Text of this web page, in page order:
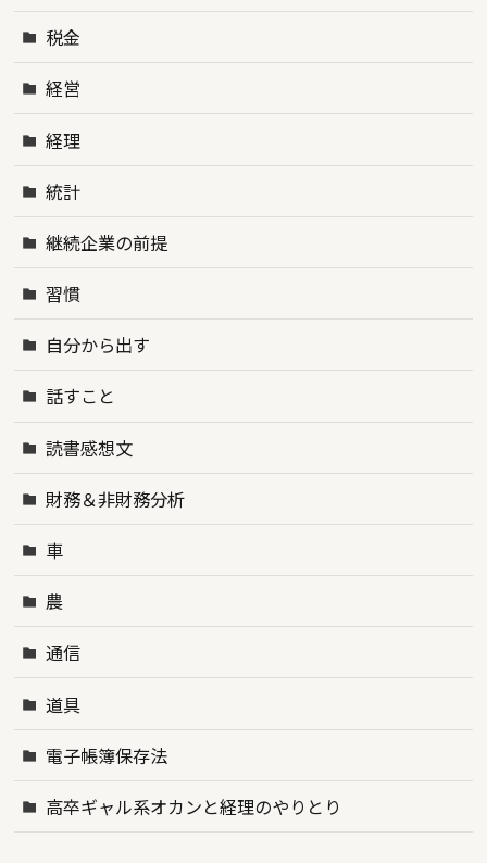
税金
経営
経理
統計
継続企業の前提
習慣
自分から出す
話すこと
読書感想文
財務＆非財務分析
車
農
通信
道具
電子帳簿保存法
高卒ギャル系オカンと経理のやりとり